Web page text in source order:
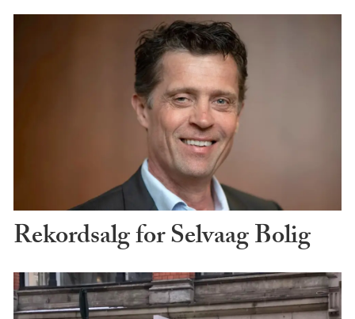
Rekordsalg for Selvaag Bolig